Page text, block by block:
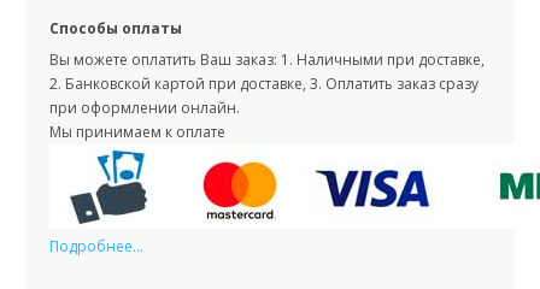
Способы оплаты
Вы можете оплатить Ваш заказ: 1. Наличными при доставке,
2. Банковской картой при доставке, 3. Оплатить заказ сразу
при оформлении онлайн.
Мы принимаем к оплате
Подробнее...